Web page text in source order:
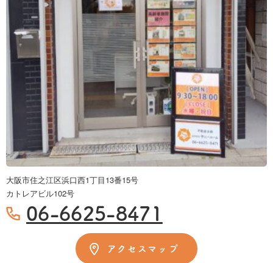
大阪市住之江区浜口西1丁目13番15号
カトレアビル102号
06-6625-8471
アクセスマップ